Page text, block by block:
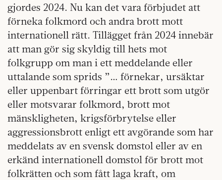
gjordes 2024. Nu kan det vara förbjudet att
förneka folkmord och andra brott mott
internationell rätt. Tillägget från 2024 innebär
att man gör sig skyldig till hets mot
folkgrupp om man i ett meddelande eller
uttalande som sprids ”… förnekar, ursäktar
eller uppenbart förringar ett brott som utgör
eller motsvarar folkmord, brott mot
mänskligheten, krigsförbrytelse eller
aggressionsbrott enligt ett avgörande som har
meddelats av en svensk domstol eller av en
erkänd internationell domstol för brott mot
folkrätten och som fått laga kraft, om